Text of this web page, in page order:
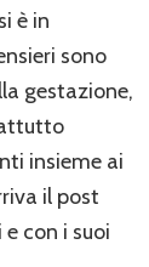
è in
sono
gestazione,
insieme ai
il post
con i suoi